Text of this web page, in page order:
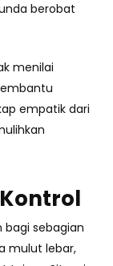
berobat
menilai
empatik dari
bagi sebagian
mulut lebar,